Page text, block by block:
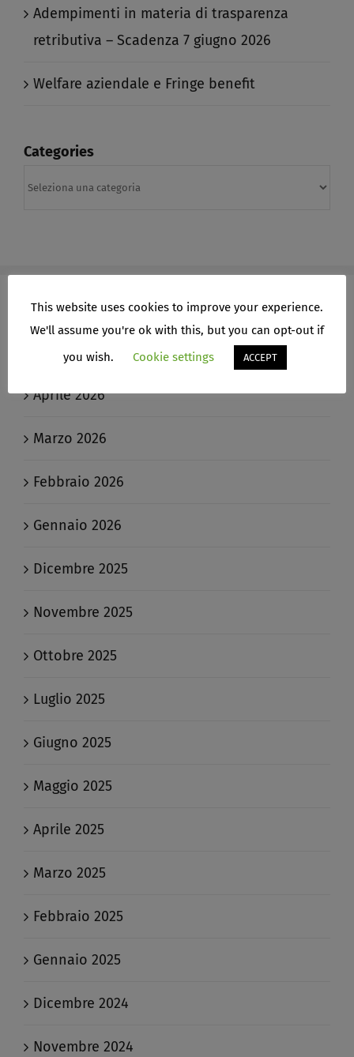
Adempimenti in materia di trasparenza
retributiva – Scadenza 7 giugno 2026​
Welfare aziendale e Fringe benefit​
Categories
Aprile 2026
Marzo 2026
Febbraio 2026
Gennaio 2026
Dicembre 2025
Novembre 2025
Ottobre 2025
Luglio 2025
Giugno 2025
Maggio 2025
Aprile 2025
Marzo 2025
Febbraio 2025
Gennaio 2025
Dicembre 2024
Novembre 2024
This website uses cookies to improve your experience.
We'll assume you're ok with this, but you can opt-out if
you wish.
Cookie settings ACCEPT